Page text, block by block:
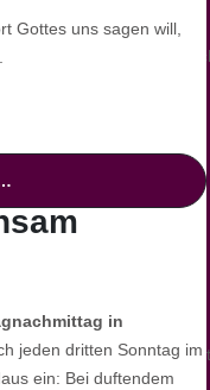
Trauernde herzlich
gegenüber der
Liebfrauen)
Konvent
Gottes uns sagen will,
in
jeden dritten Sonntag im
ein: Bei duftendem